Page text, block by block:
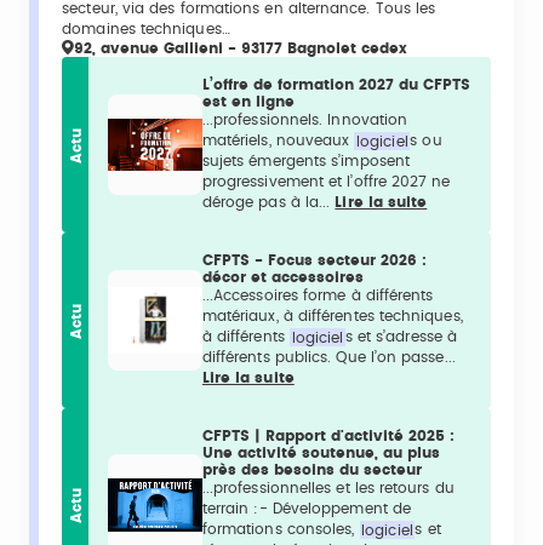
secteur, via des formations en alternance. Tous les
domaines techniques…
92, avenue Gallieni - 93177 Bagnolet cedex
Actu
L’offre de formation 2027 du CFPTS
est en ligne
...professionnels. Innovation
matériels, nouveaux
logiciel s ou
sujets émergents s’imposent
progressivement et l’offre 2027 ne
déroge pas à la...
Lire la suite
Actu
CFPTS - Focus secteur 2026 :
décor et accessoires
...Accessoires forme à différents
matériaux, à différentes techniques,
à différents
logiciel s et s’adresse à
différents publics. Que l’on passe...
Lire la suite
Actu
CFPTS | Rapport d'activité 2025 :
Une activité soutenue, au plus
près des besoins du secteur
...professionnelles et les retours du
terrain :- Développement de
formations consoles,
logiciel s et